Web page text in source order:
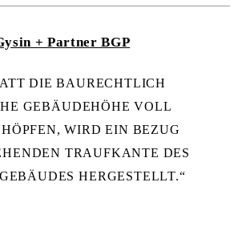
1 - 6
+ Partner BGP
DIE BAURECHTLICH
GEBÄUDEHÖHE VOLL
WIRD EIN BEZUG
TRAUFKANTE DES
HERGESTELLT.